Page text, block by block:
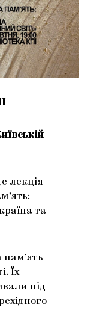
лекція
та
пам’ять
Їх
під